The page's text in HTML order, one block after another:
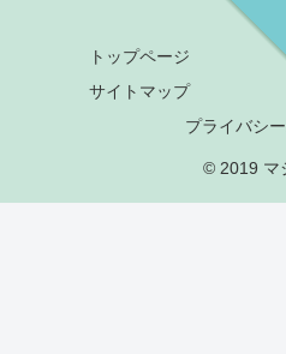
トップページ
サイトマップ
プライバシ
© 2019 マ